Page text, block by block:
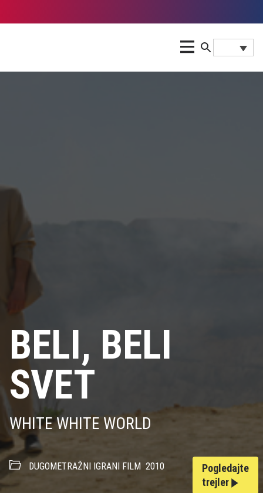
BELI, BELI
SVET
WHITE WHITE WORLD
DUGOMETRAŽNI IGRANI FILM 2010
Pogledajte
trejler